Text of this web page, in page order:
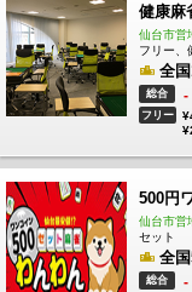
健康麻
フリー、
全
総合 -
フリー
500円
セット
全
総合 -